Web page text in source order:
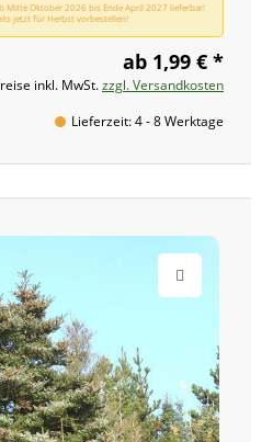
Mitte Oktober 2026 bis Ende April 2027 lieferbar!
jetzt für Herbst vorbestellen!
ab 1,99 € *
inkl. MwSt.zzgl. Versandkosten
Lieferzeit: 4 - 8 Werktage